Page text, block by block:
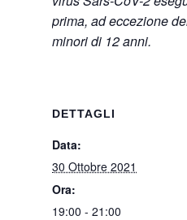
prima, ad eccezione
minori di 12 anni.
DETTAGLI
Data:
30 Ottobre 2021
Ora:
19:00 - 21:00